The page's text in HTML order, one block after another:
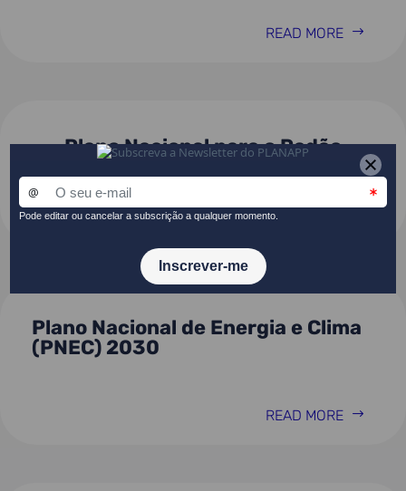
READ MORE
Plano Nacional para o Radão
READ MORE
Plano Nacional de Energia e Clima
(PNEC) 2030
READ MORE